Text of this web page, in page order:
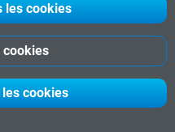
cookies
les cookies
i Gestió del Trànsit
Presencial